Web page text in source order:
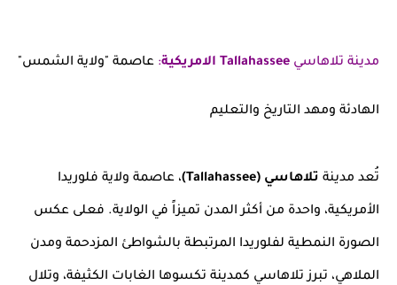
مدينة تلاهاسي Tallahassee الامريكية : عاصمة "ولاية الشمس"
الهادئة ومهد التاريخ والتعليم
تُعد مدينة تلاهاسي (Tallahassee) ، عاصمة ولاية فلوريدا
الأمريكية، واحدة من أكثر المدن تميزاً في الولاية. فعلى عكس
الصورة النمطية لفلوريدا المرتبطة بالشواطئ المزدحمة ومدن
الملاهي، تبرز تلاهاسي كمدينة تكسوها الغابات الكثيفة، وتلال